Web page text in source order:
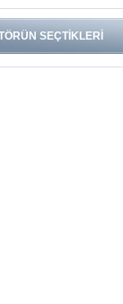
Yavaşlatabilir
SEÇTİKLERİ